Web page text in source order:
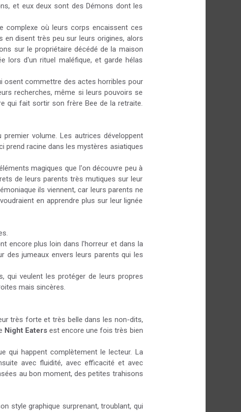
et eux deux sont des Démons dont les
complexe où leurs corps encaissent ces
en disent très peu sur leurs origines, alors
sur le propriétaire décédé de la maison
lors d'un rituel maléfique, et garde hélas
osent commettre des actes horribles pour
recherches, même si leurs pouvoirs se
qui fait sortir son frère Bee de la retraite.
volume. Les autrices développent
prend racine dans les mystères asiatiques
magiques que l'on découvre peu à
de leurs parents très mutiques sur leur
ils viennent, car leurs parents ne
en apprendre plus sur leur lignée
encore plus loin dans l'horreur et dans la
des jumeaux envers leurs parents qui les
qui veulent les protéger de leurs propres
mais sincères.
très forte et très belle dans les non-dits,
Night Eatersest encore une fois très bien
qui happent complètement le lecteur. La
avec fluidité, avec efficacité et avec
au bon moment, des petites trahisons
style graphique surprenant, troublant, qui